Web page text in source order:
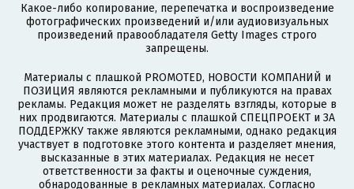
Какое-либо копирование, перепечатка и воспроизведение
фотографических произведений и/или аудиовизуальных
произведений правообладателя Getty Images строго
запрещены.
Материалы с плашкой PROMOTED, НОВОСТИ КОМПАНИЙ и
ПОЗИЦИЯ являются рекламными и публикуются на правах
рекламы. Редакция может не разделять взгляды, которые в
них продвигаются. Материалы с плашкой СПЕЦПРОЕКТ и ЗА
ПОДДЕРЖКУ также являются рекламными, однако редакция
участвует в подготовке этого контента и разделяет мнения,
высказанные в этих материалах. Редакция не несет
ответственности за факты и оценочные суждения,
обнародованные в рекламных материалах. Согласно